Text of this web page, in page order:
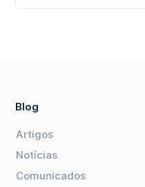
Blog
Artigos
Notícias
Comunicados